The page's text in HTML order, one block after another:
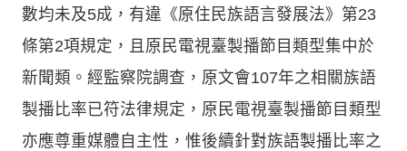
數均未及5成，有違《原住民族語言發展法》第23
條第2項規定，且原民電視臺製播節目類型集中於
新聞類。經監察院調查，原文會107年之相關族語
製播比率已符法律規定，原民電視臺製播節目類型
亦應尊重媒體自主性，惟後續針對族語製播比率之